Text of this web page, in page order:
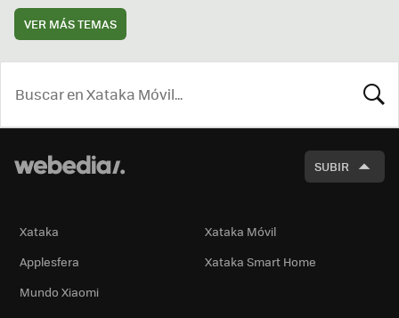
VER MÁS TEMAS
SUBIR
Xataka
Xataka Móvil
Applesfera
Xataka Smart Home
Mundo Xiaomi